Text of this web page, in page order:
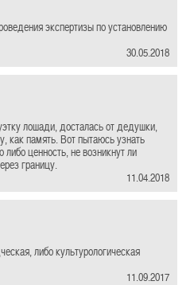
экспертизы по установлению
30.05.2018
лошади, досталась от дедушки,
как память. Вот пытаюсь узнать
ценность, не возникнут ли
границу.
11.04.2018
либо культурологическая
11.09.2017